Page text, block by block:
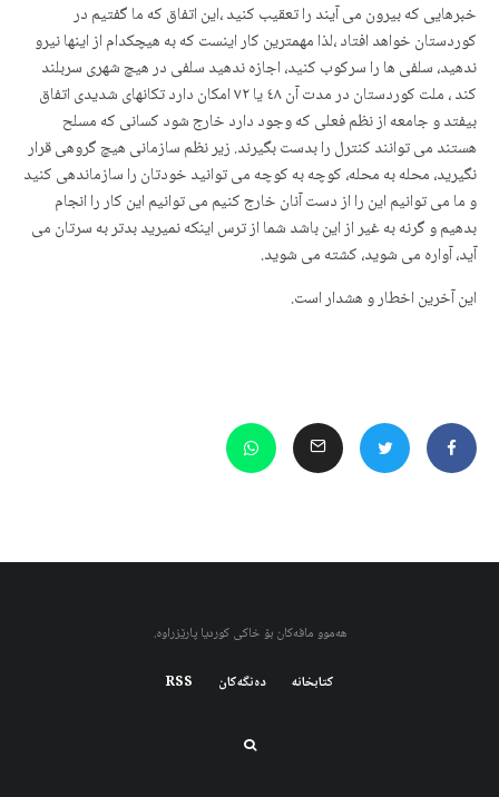
خبرهایی که بیرون می آیند را تعقیب کنید ،این اتفاق که ما گفتیم در
کوردستان خواهد افتاد ،لذا مهمترین کار اینست که به هیچکدام از اینها نیرو
ندهید، سلفی ها را سرکوب کنید، اجازه ندهید سلفی در هیچ شهری سربلند
کند ، ملت کوردستان در مدت آن ٤٨ یا ٧٢ امکان دارد تکانهای شدیدی اتفاق
بیفتد و جامعه از نظم فعلی که وجود دارد خارج شود کسانی که مسلح
هستند می توانند کنترل را بدست بگیرند. زیر نظم سازمانی هیچ گروهی قرار
نگیرید، محله به محله، کوچه به کوچه می توانید خودتان را سازماندهی کنید
و ما می توانیم این را از دست آنان خارج کنیم می توانیم این کار را انجام
بدهیم و گرنه به غیر از این باشد شما از ترس اینکه نمیرید بدتر به سرتان می
آید، آواره می شوید، کشته می شوید.
این آخرین اخطار و هشدار است.
هەموو مافەکان بۆ خاکی کوردیا پارێزراوە.
کتابخانه دەنگەکان RSS